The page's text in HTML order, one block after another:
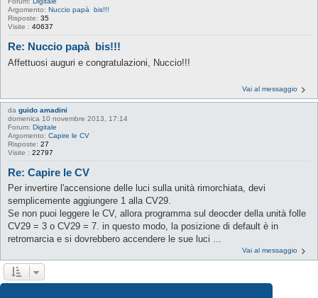
Argomento: Nuccio papà bis!!!
Risposte: 35
Visite : 40637
Re: Nuccio papà bis!!!
Affettuosi auguri e congratulazioni, Nuccio!!!
Vai al messaggio
da guido amadini
domenica 10 novembre 2013, 17:14
Forum: Digitale
Argomento: Capire le CV
Risposte: 27
Visite : 22797
Re: Capire le CV
Per invertire l'accensione delle luci sulla unità rimorchiata, devi
semplicemente aggiungere 1 alla CV29.
Se non puoi leggere le CV, allora programma sul deocder della unità folle
CV29 = 3 o CV29 = 7. in questo modo, la posizione di default è in
retromarcia e si dovrebbero accendere le sue luci ...
Vai al messaggio